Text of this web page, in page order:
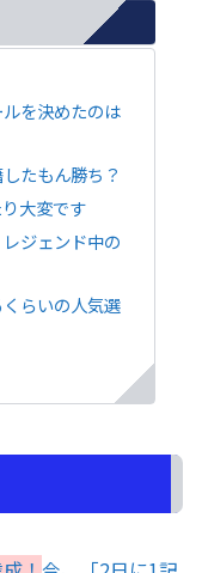
を決めたのは
たもん勝ち？
大変です
ジェンド中の
らいの人気選